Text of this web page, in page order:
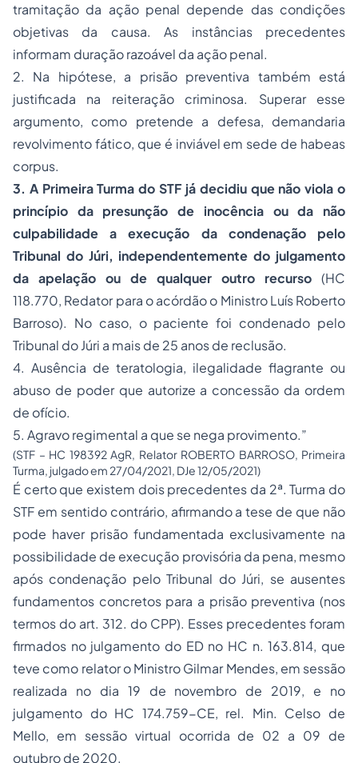
tramitação da ação penal depende das condições
objetivas da causa. As instâncias precedentes
informam duração razoável da ação penal.
2. Na hipótese, a prisão preventiva também está
justificada na reiteração criminosa. Superar esse
argumento, como pretende a defesa, demandaria
revolvimento fático, que é inviável em sede de habeas
corpus.
3. A Primeira Turma do STF já decidiu que não viola o
princípio da presunção de inocência ou da não
culpabilidade a execução da condenação pelo
Tribunal do Júri, independentemente do julgamento
da apelação ou de qualquer outro recurso (HC
118.770, Redator para o acórdão o Ministro Luís Roberto
Barroso). No caso, o paciente foi condenado pelo
Tribunal do Júri a mais de 25 anos de reclusão.
4. Ausência de teratologia, ilegalidade flagrante ou
abuso de poder que autorize a concessão da ordem
de ofício.
5. Agravo regimental a que se nega provimento.”
(STF – HC 198392 AgR, Relator ROBERTO BARROSO, Primeira
Turma, julgado em 27/04/2021, DJe 12/05/2021)
É certo que existem dois precedentes da 2ª. Turma do
STF em sentido contrário, afirmando a tese de que não
pode haver prisão fundamentada exclusivamente na
possibilidade de execução provisória da pena, mesmo
após condenação pelo Tribunal do Júri, se ausentes
fundamentos concretos para a prisão preventiva (nos
termos do art. 312. do CPP). Esses precedentes foram
firmados no julgamento do ED no HC n. 163.814, que
teve como relator o Ministro Gilmar Mendes, em sessão
realizada no dia 19 de novembro de 2019, e no
julgamento do HC 174.759-CE, rel. Min. Celso de
Mello, em sessão virtual ocorrida de 02 a 09 de
outubro de 2020.